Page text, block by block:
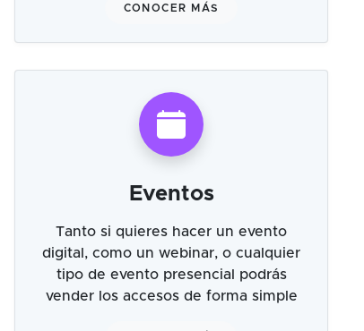
CONOCER MÁS
Eventos
Tanto si quieres hacer un evento
digital, como un webinar, o cualquier
tipo de evento presencial podrás
vender los accesos de forma simple